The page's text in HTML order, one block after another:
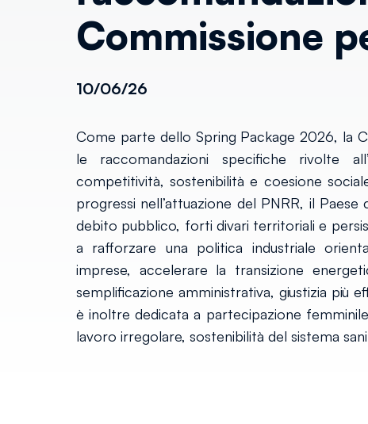
Commissione
10/06/26
Come parte dello Spring Package 2026, la
le raccomandazioni specifiche rivolte
competitività, sostenibilità e coesione
progressi nell’attuazione del PNRR, il
debito pubblico, forti divari territoriali e
a rafforzare una politica industriale
imprese, accelerare la transizione
semplificazione amministrativa, giustizia più
è inoltre dedicata a partecipazione
lavoro irregolare, sostenibilità del sistema